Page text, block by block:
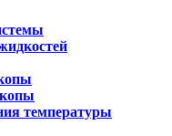
температуры